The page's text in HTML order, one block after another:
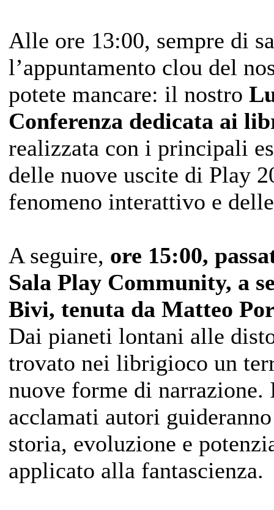
Alle ore 13:00, sempre di
l’appuntamento clou del
potete mancare: il nostro
Conferenza dedicata ai
realizzata con i principali
delle nuove uscite di Play
fenomeno interattivo e
A seguire, ore 15:00,
Sala Play Community, a
Bivi, tenuta da Matteo
Dai pianeti lontani alle
trovato nei librigioco un
nuove forme di
acclamati autori
storia, evoluzione e
applicato alla fantascienza.